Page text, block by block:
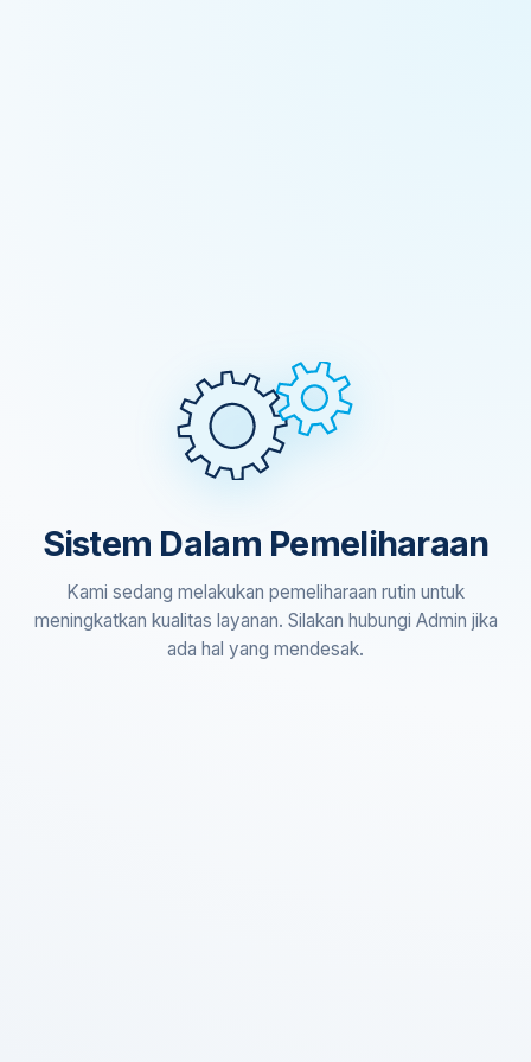
Sistem Dalam Pemeliharaan
Kami sedang melakukan pemeliharaan rutin untuk
meningkatkan kualitas layanan. Silakan hubungi Admin jika
ada hal yang mendesak.